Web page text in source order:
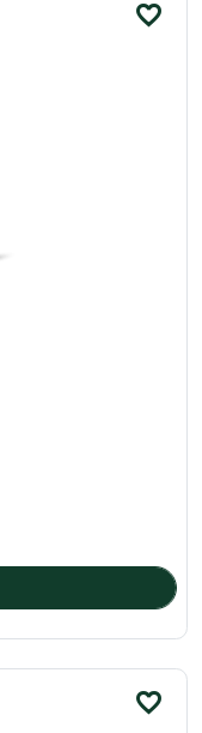
favorite_border
favorite_border